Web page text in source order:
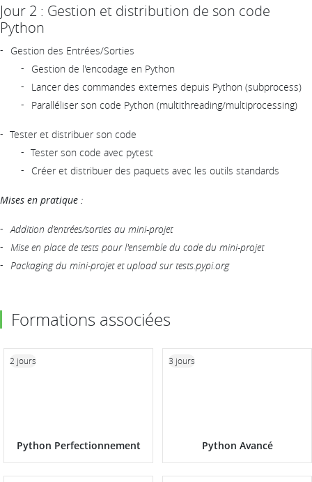
Jour 2 : Gestion et distribution de son code
Python
Gestion des Entrées/Sorties
Gestion de l'encodage en Python
Lancer des commandes externes depuis Python (subprocess)
Paralléliser son code Python (multithreading/multiprocessing)
Tester et distribuer son code
Tester son code avec pytest
Créer et distribuer des paquets avec les outils standards
Mises en pratique :
Addition d’entrées/sorties au mini-projet
Mise en place de tests pour l'ensemble du code du mini-projet
Packaging du mini-projet et upload sur tests.pypi.org
Formations associées
Python Perfectionnement
2 jours
Python Avancé
3 jours